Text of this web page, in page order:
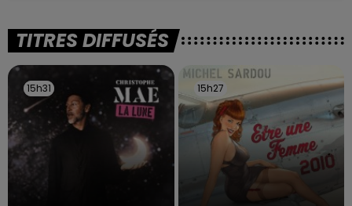
TITRES DIFFUSÉS
15h31
15h31 15h27
15h27